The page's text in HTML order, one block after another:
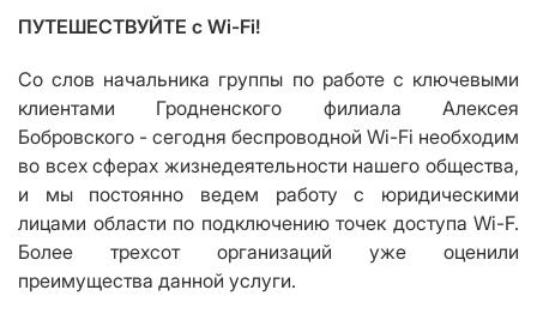
ПУТЕШЕСТВУЙТЕ с Wi-Fi!
Со слов начальника группы по работе с ключевыми
клиентами Гродненского филиала Алексея
Бобровского - сегодня беспроводной Wi-Fi необходим
во всех сферах жизнедеятельности нашего общества,
и мы постоянно ведем работу с юридическими
лицами области по подключению точек доступа Wi-F.
Более трехсот организаций уже оценили
преимущества данной услуги.